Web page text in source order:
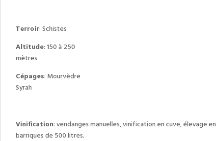
Terroir: Schistes
Altitude: 150 à 250
mètres
Cépages: Mourvèdre
Syrah
Vinification: vendanges manuelles, vinification en cuve, élevage en
barriques de 500 litres.